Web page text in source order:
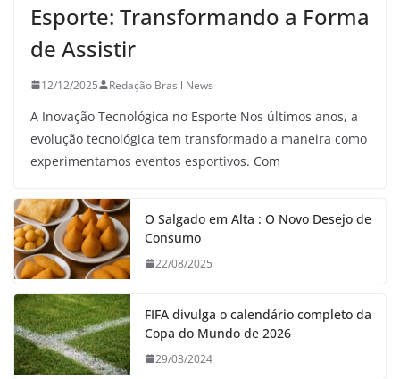
Esporte: Transformando a Forma
de Assistir
12/12/2025 Redação Brasil News
A Inovação Tecnológica no Esporte Nos últimos anos, a
evolução tecnológica tem transformado a maneira como
experimentamos eventos esportivos. Com
O Salgado em Alta : O Novo Desejo de
Consumo
22/08/2025
FIFA divulga o calendário completo da
Copa do Mundo de 2026
29/03/2024